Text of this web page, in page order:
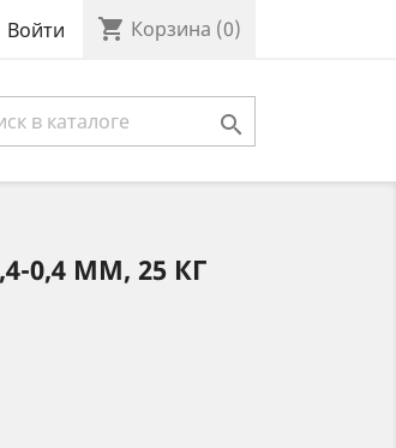
Войти shopping_cart Корзина (0)

0,4 ММ, 25 КГ